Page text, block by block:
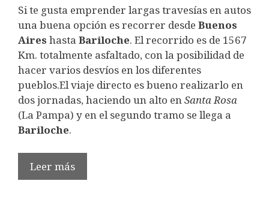
Si te gusta emprender largas travesías en autos
una buena opción es recorrer desde Buenos
Aires hasta Bariloche. El recorrido es de 1567
Km. totalmente asfaltado, con la posibilidad de
hacer varios desvíos en los diferentes
pueblos.El viaje directo es bueno realizarlo en
dos jornadas, haciendo un alto enSanta Rosa
(La Pampa) y en el segundo tramo se llega a
Bariloche.
Leer más